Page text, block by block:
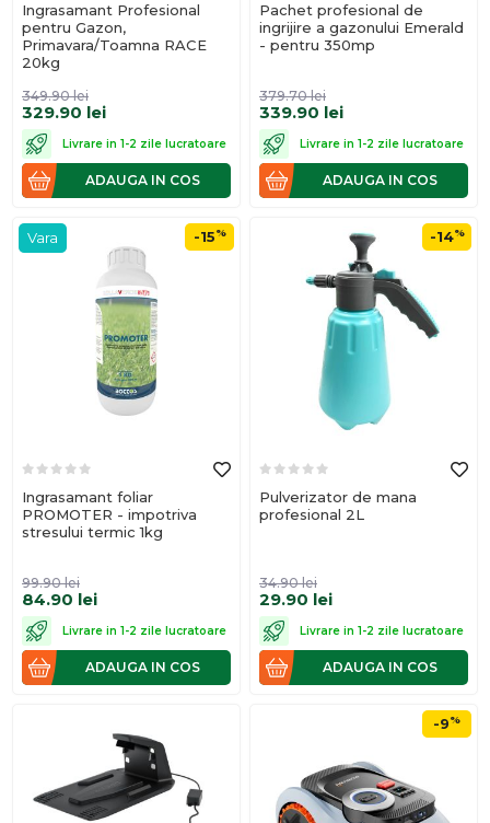
Ingrasamant Profesional
pentru Gazon,
Primavara/Toamna RACE
20kg
329.90 lei
349.90 lei
Livrare in 1-2 zile lucratoare
ADAUGA IN COS
Pachet profesional de
ingrijire a gazonului Emerald
- pentru 350mp
339.90 lei
379.70 lei
Livrare in 1-2 zile lucratoare
ADAUGA IN COS
-15%
Vara
Ingrasamant foliar
PROMOTER - impotriva
stresului termic 1kg
84.90 lei
99.90 lei
Livrare in 1-2 zile lucratoare
ADAUGA IN COS
-14%
Pulverizator de mana
profesional 2L
29.90 lei
34.90 lei
Livrare in 1-2 zile lucratoare
ADAUGA IN COS
-9%